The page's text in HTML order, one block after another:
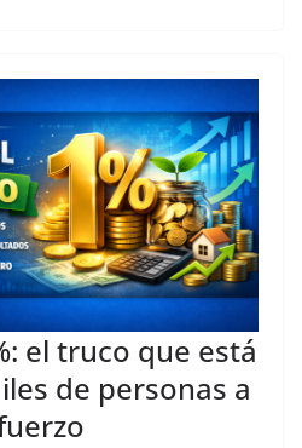
el truco que está
de personas a